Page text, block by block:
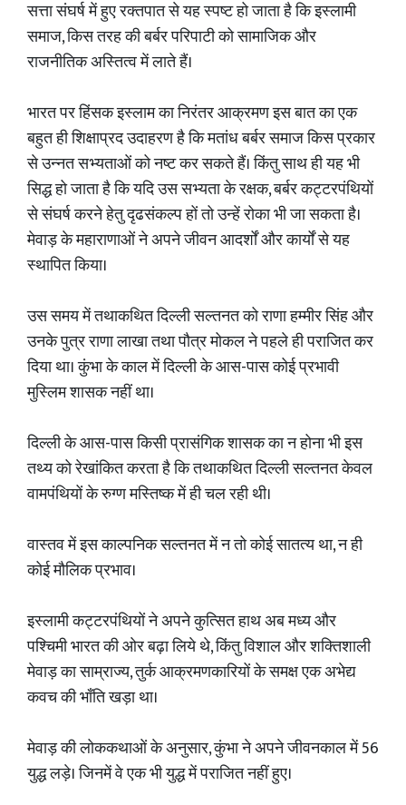
सत्ता संघर्ष में हुए रक्तपात से यह स्पष्ट हो जाता है कि इस्लामी
समाज, किस तरह की बर्बर परिपाटी को सामाजिक और
राजनीतिक अस्तित्व में लाते हैं।
भारत पर हिंसक इस्लाम का निरंतर आक्रमण इस बात का एक
बहुत ही शिक्षाप्रद उदाहरण है कि मतांध बर्बर समाज किस प्रकार
से उन्नत सभ्यताओं को नष्ट कर सकते हैं। किंतु साथ ही यह भी
सिद्ध हो जाता है कि यदि उस सभ्यता के रक्षक, बर्बर कट्टरपंथियों
से संघर्ष करने हेतु दृढसंकल्प हों तो उन्हें रोका भी जा सकता है।
मेवाड़ के महाराणाओं ने अपने जीवन आदर्शों और कार्यों से यह
स्थापित किया।
उस समय में तथाकथित दिल्ली सल्तनत को राणा हम्मीर सिंह और
उनके पुत्र राणा लाखा तथा पौत्र मोकल ने पहले ही पराजित कर
दिया था। कुंभा के काल में दिल्ली के आस-पास कोई प्रभावी
मुस्लिम शासक नहीं था।
दिल्ली के आस-पास किसी प्रासंगिक शासक का न होना भी इस
तथ्य को रेखांकित करता है कि तथाकथित दिल्ली सल्तनत केवल
वामपंथियों के रुग्ण मस्तिष्क में ही चल रही थी।
वास्तव में इस काल्पनिक सल्तनत में न तो कोई सातत्य था, न ही
कोई मौलिक प्रभाव।
इस्लामी कट्टरपंथियों ने अपने कुत्सित हाथ अब मध्य और
पश्चिमी भारत की ओर बढ़ा लिये थे, किंतु विशाल और शक्तिशाली
मेवाड़ का साम्राज्य, तुर्क आक्रमणकारियों के समक्ष एक अभेद्य
कवच की भाँति खड़ा था।
मेवाड़ की लोककथाओं के अनुसार, कुंभा ने अपने जीवनकाल में 56
युद्ध लड़े। जिनमें वे एक भी युद्ध में पराजित नहीं हुए।